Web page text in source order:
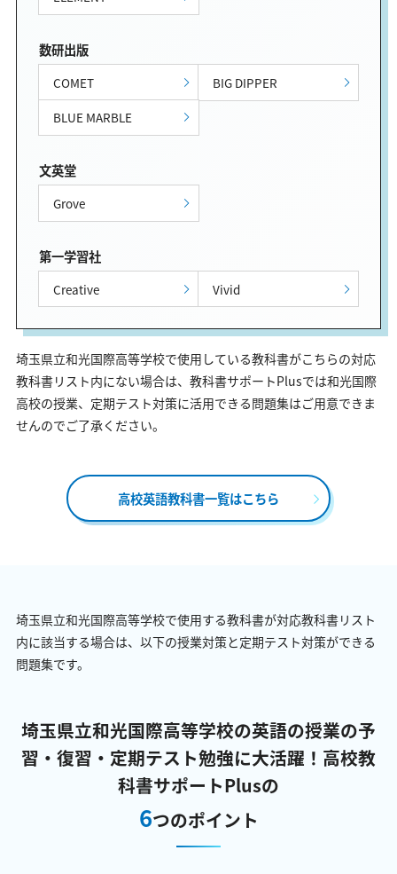
数研出版
COMET
BIG DIPPER
BLUE MARBLE
文英堂
Grove
第一学習社
Creative Vivid
埼玉県立和光国際高等学校で使用している教科書がこちらの対応
教科書リスト内にない場合は、教科書サポートPlusでは和光国際
高校の授業、定期テスト対策に活用できる問題集はご用意できま
せんのでご了承ください。
高校英語教科書一覧はこちら
埼玉県立和光国際高等学校で使用する教科書が対応教科書リスト
内に該当する場合は、以下の授業対策と定期テスト対策ができる
問題集です。
埼玉県立和光国際高等学校の英語の授業の予
習・復習・定期テスト勉強に大活躍！ 高校教
科書サポートPlusの
6つのポイント